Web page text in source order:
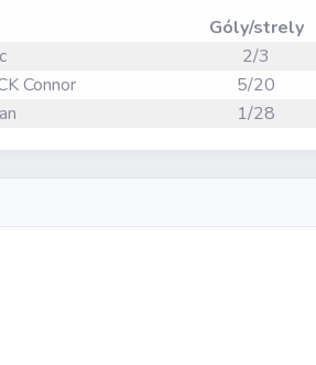
Góly/strely
2/3
Connor 5/20
1/28